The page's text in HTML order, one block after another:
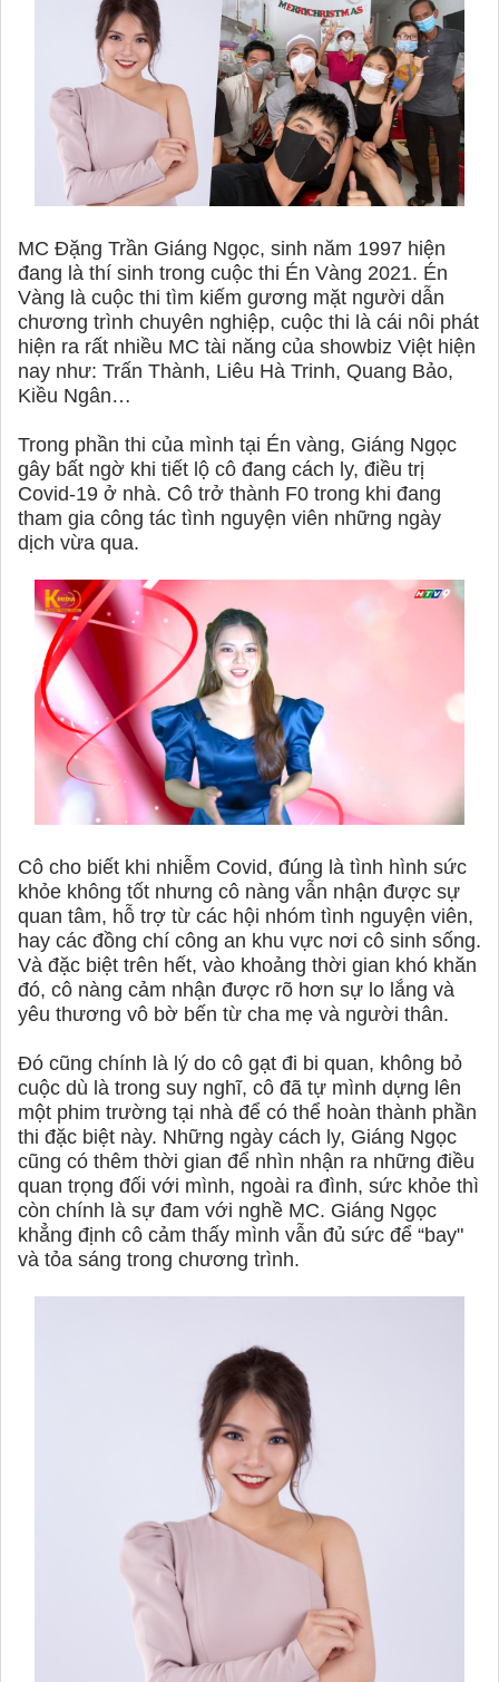
MC Đặng Trần Giáng Ngọc, sinh năm 1997 hiện
đang là thí sinh trong cuộc thi Én Vàng 2021. Én
Vàng là cuộc thi tìm kiếm gương mặt người dẫn
chương trình chuyên nghiệp, cuộc thi là cái nôi phát
hiện ra rất nhiều MC tài năng của showbiz Việt hiện
nay như: Trấn Thành, Liêu Hà Trinh, Quang Bảo,
Kiều Ngân…
Trong phần thi của mình tại Én vàng, Giáng Ngọc
gây bất ngờ khi tiết lộ cô đang cách ly, điều trị
Covid-19 ở nhà. Cô trở thành F0 trong khi đang
tham gia công tác tình nguyện viên những ngày
dịch vừa qua.
Cô cho biết khi nhiễm Covid, đúng là tình hình sức
khỏe không tốt nhưng cô nàng vẫn nhận được sự
quan tâm, hỗ trợ từ các hội nhóm tình nguyện viên,
hay các đồng chí công an khu vực nơi cô sinh sống.
Và đặc biệt trên hết, vào khoảng thời gian khó khăn
đó, cô nàng cảm nhận được rõ hơn sự lo lắng và
yêu thương vô bờ bến từ cha mẹ và người thân.
Đó cũng chính là lý do cô gạt đi bi quan, không bỏ
cuộc dù là trong suy nghĩ, cô đã tự mình dựng lên
một phim trường tại nhà để có thể hoàn thành phần
thi đặc biệt này. Những ngày cách ly, Giáng Ngọc
cũng có thêm thời gian để nhìn nhận ra những điều
quan trọng đối với mình, ngoài ra đình, sức khỏe thì
còn chính là sự đam với nghề MC. Giáng Ngọc
khẳng định cô cảm thấy mình vẫn đủ sức để “bay"
và tỏa sáng trong chương trình.